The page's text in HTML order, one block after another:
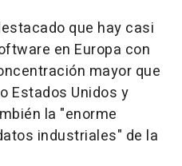
que hay casi
en Europa con
mayor que
Estados Unidos y
la "enorme
industriales" de la